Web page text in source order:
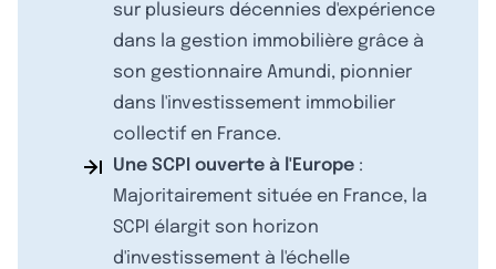
sur plusieurs décennies d'expérience
dans la gestion immobilière grâce à
son gestionnaire Amundi, pionnier
dans l'investissement immobilier
collectif en France.
Une SCPI ouverte à l'Europe :
Majoritairement située en France, la
SCPI élargit son horizon
d'investissement à l'échelle